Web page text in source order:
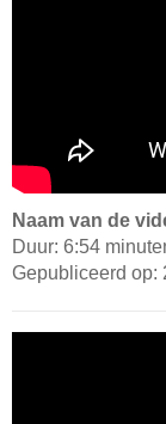
Naam van de
Duur: 6:54
Gepubliceerd op: